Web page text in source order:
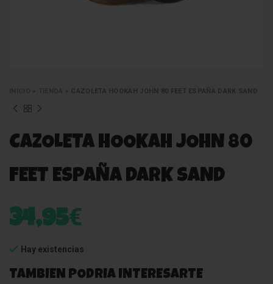
CAZOLETA HOOKAH JOHN 80 FEET ESPAÑA DARK SAND
CAZOLETA HOOKAH JOHN 80
FEET ESPAÑA DARK SAND
34,95€
Hay existencias
TAMBIEN PODRIA INTERESARTE